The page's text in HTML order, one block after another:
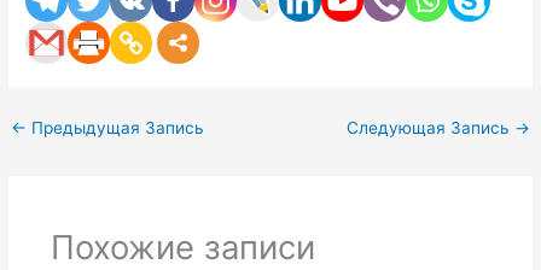
← Предыдущая Запись Следующая Запись →
Похожие записи